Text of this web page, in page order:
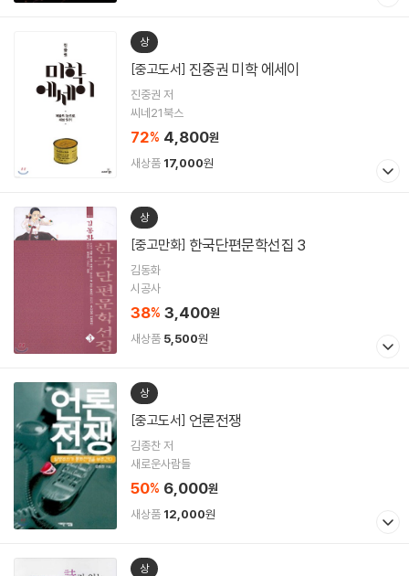
상
[중고도서] 진중권 미학 에세이
진중권 저
씨네21북스
72% 4,800원
새상품 17,000원
상
[중고만화] 한국단편문학선집 3
김동화
시공사
38% 3,400원
새상품 5,500원
상
[중고도서] 언론전쟁
김종찬 저
새로운사람들
50% 6,000원
새상품 12,000원
상